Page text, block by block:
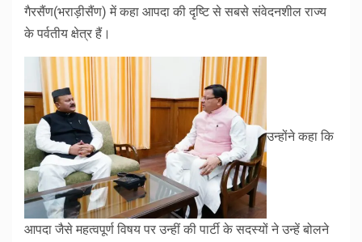
गैरसैंण(भराड़ीसैंण) में कहा आपदा की दृष्टि से सबसे संवेदनशील राज्य
के पर्वतीय क्षेत्र हैं।
उन्होंने कहा कि
आपदा जैसे महत्वपूर्ण विषय पर उन्हीं की पार्टी के सदस्यों ने उन्हें बोलने